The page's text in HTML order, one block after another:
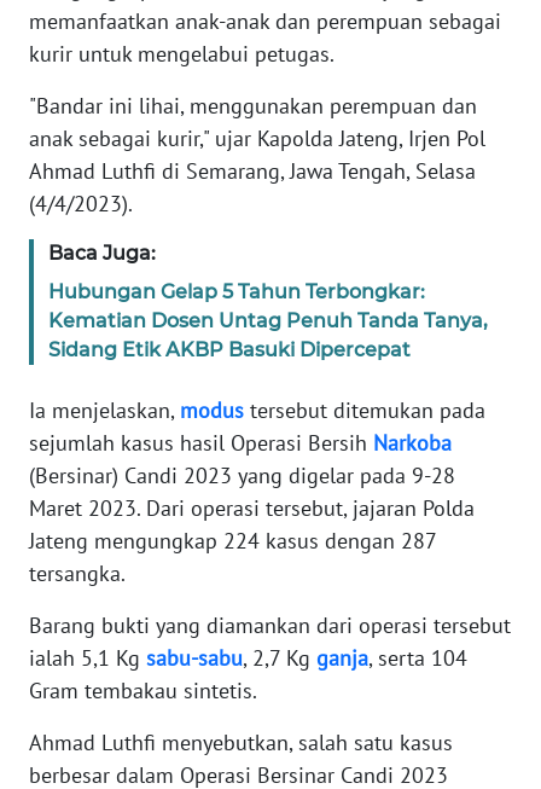
memanfaatkan anak-anak dan perempuan sebagai
kurir untuk mengelabui petugas.
"Bandar ini lihai, menggunakan perempuan dan
anak sebagai kurir," ujar Kapolda Jateng, Irjen Pol
Ahmad Luthfi di Semarang, Jawa Tengah, Selasa
(4/4/2023).
Baca Juga:
Hubungan Gelap 5 Tahun Terbongkar:
Kematian Dosen Untag Penuh Tanda Tanya,
Sidang Etik AKBP Basuki Dipercepat
Ia menjelaskan, modus tersebut ditemukan pada
sejumlah kasus hasil Operasi Bersih Narkoba
(Bersinar) Candi 2023 yang digelar pada 9-28
Maret 2023. Dari operasi tersebut, jajaran Polda
Jateng mengungkap 224 kasus dengan 287
tersangka.
Barang bukti yang diamankan dari operasi tersebut
ialah 5,1 Kg sabu-sabu, 2,7 Kg ganja, serta 104
Gram tembakau sintetis.
Ahmad Luthfi menyebutkan, salah satu kasus
berbesar dalam Operasi Bersinar Candi 2023
TENTANG
KAMI
PEDOMAN
MEDIA
SIBER
KARIR
DISCLAIMER
Wahana
News
Regional
WN
SUMUT
WN
JAKARTA
JABAR